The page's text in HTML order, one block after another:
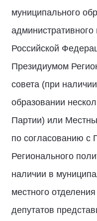
муниципального
административного
Российской
Президиумом
совета (при
образовании
Партии) или
по согласованию с
Регионального
наличии в
местного
депутатов